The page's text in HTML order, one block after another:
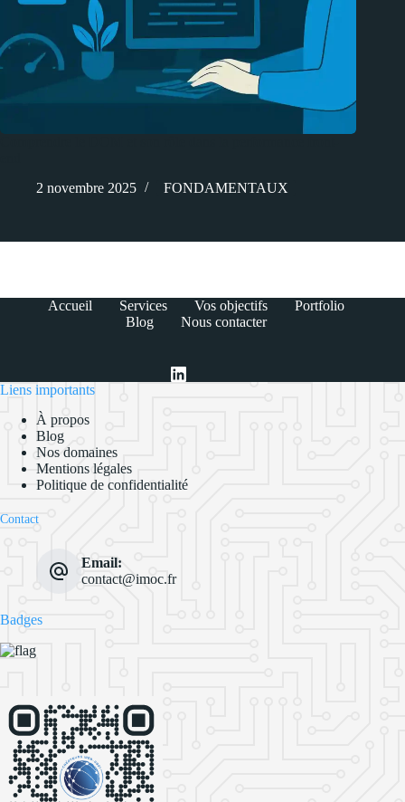
2 novembre 2025
FONDAMENTAUX
Accueil Services Vos objectifs
Portfolio
Blog
Nous contacter
Liens importants
À propos
Blog
Nos domaines
Mentions légales
Politique de confidentialité
Contact
Email:
contact@imoc.fr
Badges